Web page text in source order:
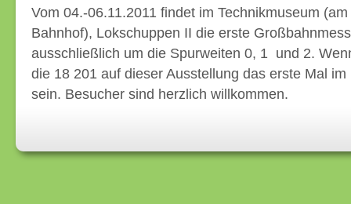
Vom 04.-06.11.2011 findet im Technikmuseum
Bahnhof), Lokschuppen II die erste
ausschließlich um die Spurweiten 0, 1 und 2.
die 18 201 auf dieser Ausstellung das erste Mal
sein. Besucher sind herzlich willkommen.